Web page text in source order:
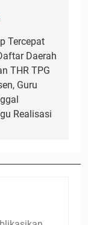
Tercepat
Daerah
THR TPG
Guru
Realisasi